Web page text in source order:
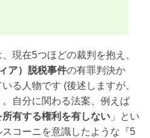
現在5つほどの裁判を抱え、
ア）脱税事件の有罪判決か
いる人物です (後述しますが、
自分に関わる法案、例えば
有する権利を有しない 」とい
コーニを意識したような『5